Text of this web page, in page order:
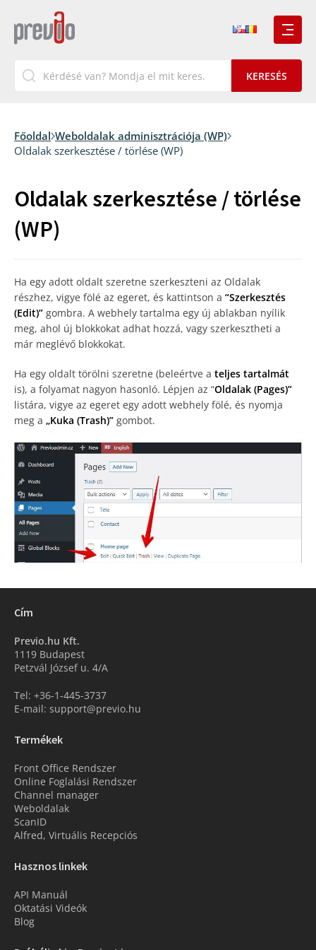
Főoldal Weboldalak adminisztrációja (WP)
Oldalak szerkesztése / törlése (WP)
Oldalak szerkesztése / törlése
(WP)
Ha egy adott oldalt szeretne szerkeszteni az Oldalak
részhez, vigye fölé az egeret, és kattintson a “Szerkesztés
(Edit)” gombra. A webhely tartalma egy új ablakban nyílik
meg, ahol új blokkokat adhat hozzá, vagy szerkesztheti a
már meglévő blokkokat.
Ha egy oldalt törölni szeretne (beleértve a teljes tartalmát
is), a folyamat nagyon hasonló. Lépjen az “Oldalak (Pages)”
listára, vigye az egeret egy adott webhely fölé, és nyomja
meg a „Kuka (Trash)” gombot.
Cím
Previo.hu Kft.
1119 Budapest
Petzvál József u. 4/A
Tel: +36-1-445-3737
E-mail: support@previo.hu
Termékek
Front Office Rendszer
Online Foglalási Rendszer
Channel manager
Weboldalak
ScanID
Alfred, Virtuális Recepciós
Hasznos linkek
API Manuál
Oktatási Videók
Blog